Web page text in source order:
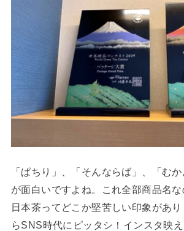
「ぱちり」、「そんならば」、「む
が面白いですよね。これ全部商品名
日本茶ってどこか堅苦しい印象があ
らSNS時代にピッタシ！インスタ映